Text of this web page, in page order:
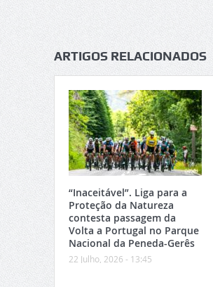
ARTIGOS RELACIONADOS
“Inaceitável”. Liga para a
Proteção da Natureza
contesta passagem da
Volta a Portugal no Parque
Nacional da Peneda-Gerês
22 Julho, 2026 - 13:45